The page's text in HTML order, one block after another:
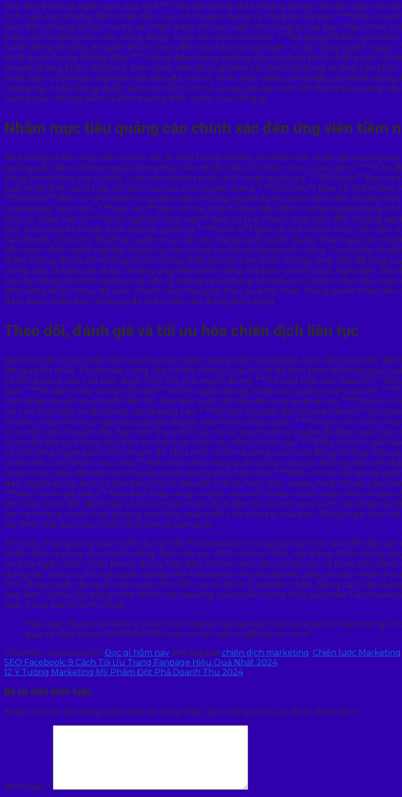
tiêu đề và mô tả ngắn gọn, súc tích:** Tiêu đề và mô tả là những dòng chữ đầu tiên mà
tích, nêu bật những điểm hấp dẫn của vị trí tuyển dụng và công ty của bạn. * **Nhấn
tâm đến những lợi ích mà họ sẽ nhận được khi làm việc cho công ty của bạn. Hãy nhấn
triển, môi trường làm việc năng động, hoặc các phúc lợi khác. * **Sử dụng lời kêu gọi
hành động rõ ràng, khuyến khích ứng viên nộp hồ sơ ứng tuyển. Ví dụ: “Ứng tuyển
nhất quán trong thông điệp:** Thông điệp trong quảng cáo của bạn phải nhất quán với
truyền thông khác. Ngoài ra, bạn cũng nên thử nghiệm các loại nội dung quảng cáo
nhất. Bạn có thể thử nghiệm các tiêu đề, mô tả, hình ảnh, video, và lời kêu gọi hành
tương tác nhất. Đừng quên kiểm tra lỗi chính tả và ngữ pháp trước khi đăng tải quảng
tượng xấu với ứng viên và ảnh hưởng đến uy tín của công ty.
Nhắm mục tiêu quảng cáo chính xác đến ứng viên tiềm
Khả năng nhắm mục tiêu chính xác là một trong những ưu điểm lớn nhất của quảng
quảng cáo đến những người dùng dựa trên nhiều tiêu chí khác nhau, bao gồm: * **Vị trí
sống ở một khu vực cụ thể, ví dụ như thành phố, tỉnh, hoặc quốc gia. * **Độ tuổi:** Bạn
tuổi nhất định, phù hợp với yêu cầu của vị trí tuyển dụng. * **Giới tính:** Bạn có thể
**Sở thích:** Bạn có thể nhắm mục tiêu đến những người dùng quan tâm đến những
marketing, tài chính. * **Học vấn:** Bạn có thể nhắm mục tiêu đến những người dùng
thạc sĩ, hoặc tiến sĩ. * **Kinh nghiệm làm việc:** Bạn có thể nhắm mục tiêu đến những
thể, ví dụ như kỹ thuật, kinh doanh, quản lý. * **Hành vi:** Bạn có thể nhắm mục tiêu
Facebook, ví dụ như thường xuyên truy cập các trang web tuyển dụng, tham gia các
liên quan đến nghề nghiệp. Ngoài ra, bạn cũng có thể sử dụng tính năng “Lookalike
điểm tương đồng với những khách hàng hiện tại của bạn hoặc những ứng viên đã ứng
vi tiếp cận và tiếp cận được những ứng viên tiềm năng mà bạn có thể chưa nghĩ đến. Để
cứu kỹ lưỡng về chân dung ứng viên lý tưởng và sử dụng các tiêu chí nhắm mục tiêu
đối tượng khác nhau để xem nhóm nào mang lại hiệu quả tốt nhất. Đừng quên theo dõi
đảm bảo chiến dịch quảng cáo luôn tiếp cận đúng đối tượng.
Theo dõi, đánh giá và tối ưu hóa chiến dịch liên tục
Sau khi triển khai chiến dịch quảng cáo tuyển dụng trên Facebook, bạn cần theo dõi,
kết quả tốt nhất. Facebook cung cấp nhiều công cụ và chỉ số để bạn theo dõi hiệu quả
Số lần quảng cáo của bạn được hiển thị cho người dùng. * **Số lượt tiếp cận (Reach):**
bạn. * **Số lượt nhấp chuột (Clicks):** Số lần người dùng nhấp vào quảng cáo của bạn. *
lượt nhấp chuột và số lượt hiển thị, cho biết mức độ hấp dẫn của quảng cáo. * **Chi phí
trả cho mỗi lượt nhấp chuột vào quảng cáo. * **Số lượt chuyển đổi (Conversions):** Số
muốn, ví dụ như truy cập trang tuyển dụng, nộp hồ sơ ứng tuyển. * **Chi phí cho mỗi
cho mỗi lượt chuyển đổi. Bạn nên theo dõi các chỉ số này thường xuyên để đánh giá
Dựa trên kết quả theo dõi, bạn có thể thực hiện các điều chỉnh sau: * **Điều chỉnh ngân
có thể tăng ngân sách cho nhóm đó. Nếu một nhóm quảng cáo hoạt động không hiệu
chỉnh tiêu chí nhắm mục tiêu:** Nếu bạn thấy rằng quảng cáo của bạn không tiếp cận
nhắm mục tiêu để tiếp cận những người dùng phù hợp hơn. * **Điều chỉnh nội dung
dẫn người dùng, bạn có thể điều chỉnh tiêu đề, mô tả, hình ảnh, video, hoặc lời kêu gọi
**Điều chỉnh giá thầu:** Nếu bạn thấy rằng chi phí cho mỗi nhấp chuột hoặc mỗi chuyển
phí. Việc theo dõi, đánh giá và tối ưu hóa chiến dịch liên tục là một quá trình lặp đi lặp
tìm ra những chiến lược quảng cáo hiệu quả nhất cho công ty của bạn. Đừng ngại học
cải thiện kết quả của chiến dịch trong tương lai.
Tóm lại, chạy quảng cáo tuyển dụng trên Facebook là một giải pháp hiệu quả để tiếp
chiến dịch quảng cáo thành công, bạn cần xác định rõ mục tiêu, xây dựng chân dung
ưu hóa ngân sách, thiết kế nội dung hấp dẫn, nhắm mục tiêu chính xác và theo dõi,
dụng các công cụ hỗ trợ tuyển dụng trên Facebook như Facebook Jobs và các nhóm
nhớ rằng, tuyển dụng là một quá trình liên tục và đòi hỏi sự kiên nhẫn. Bằng cách áp
này, bạn có thể xây dựng một chiến lược quảng cáo tuyển dụng hiệu quả trên Facebook
bạn. Chúc bạn thành công!
“Nếu bạn đang cần đơn vị phát triển Digital Marketing hoặc quảng cáo Marketing
qua số điện thoại 09 6706 6706 hoặc email: admin@vstarvn.com”
This entry was posted in Đọc gì hôm nay and tagged chiến dịch marketing, Chiến lược Marketing,
SEO Facebook: 9 Cách Tối Ưu Trang Fanpage Hiệu Quả Nhất 2024
12 Ý Tưởng Marketing Mỹ Phẩm Đột Phá Doanh Thu 2024
Để lại một bình luận
Email của bạn sẽ không được hiển thị công khai. Các trường bắt buộc được đánh dấu *
Bình luận *